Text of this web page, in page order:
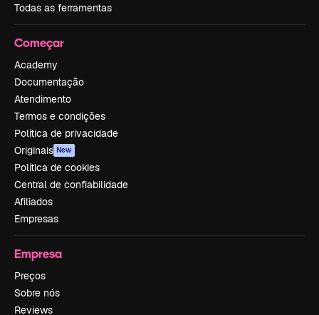
Todas as ferramentas
Começar
Academy
Documentação
Atendimento
Termos e condições
Política de privacidade
Originais New
Política de cookies
Central de confiabilidade
Afiliados
Empresas
Empresa
Preços
Sobre nós
Reviews